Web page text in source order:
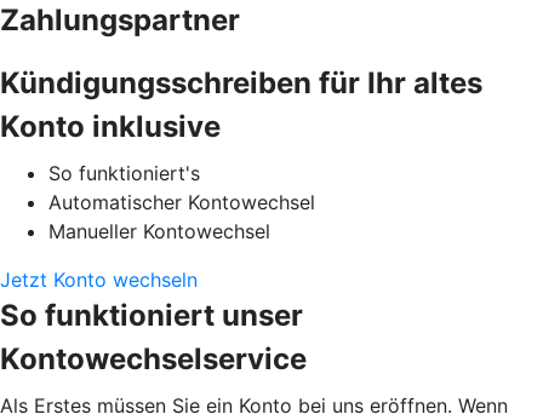
Zahlungspartner
Kündigungsschreiben für Ihr altes
Konto inklusive
So funktioniert's
Automatischer Kontowechsel
Manueller Kontowechsel
Jetzt Konto wechseln
So funktioniert unser
Kontowechselservice
Als Erstes müssen Sie ein Konto bei uns eröffnen. Wenn